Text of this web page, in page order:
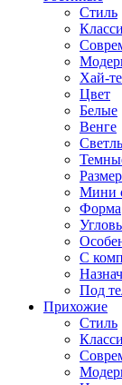
Стиль
Хай-
Цвет
Белые
Венге
Размер
Мини
Форма
С
Под
Прихожие
Стиль